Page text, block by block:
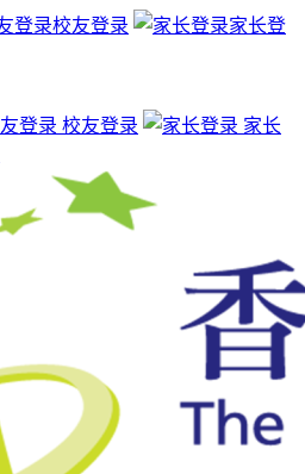
校友登录
家长登
校友登录
家长